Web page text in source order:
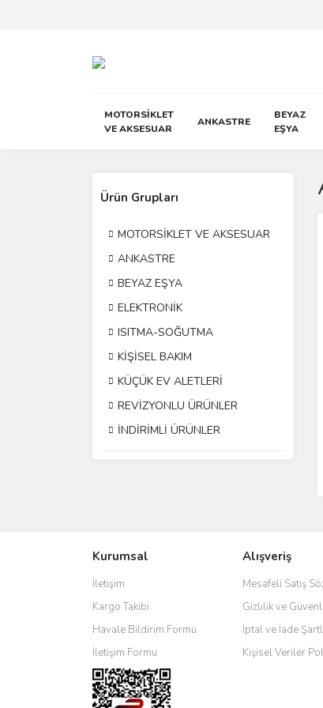
MOTORSİKLET
VE AKSESUAR
ANKASTRE
BEYAZ
EŞYA
Ürün Grupları
MOTORSİKLET VE AKSESUAR
ANKASTRE
BEYAZ EŞYA
ELEKTRONİK
ISITMA-SOĞUTMA
KİŞİSEL BAKIM
KÜÇÜK EV ALETLERİ
REVİZYONLU ÜRÜNLER
İNDİRİMLİ ÜRÜNLER
Kurumsal
İletişim
Kargo Takibi
Havale Bildirim Formu
İletişim Formu
Alışveriş
Mesafeli Satış
Gizlilik ve
İptal ve İade
Kişisel Veriler